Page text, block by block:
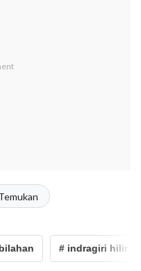
# indragiri hilir